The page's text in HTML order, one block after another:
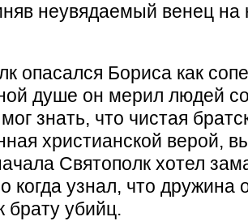
неувядаемый венец на
опасался Бориса как
душе он мерил людей
знать, что чистая
христианской верой,
Святополк хотел
когда узнал, что дружина
брату убийц.